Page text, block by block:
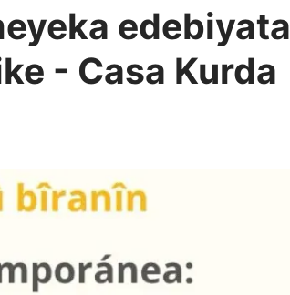
edebiyata
- Casa Kurda